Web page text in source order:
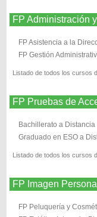
FP Administración
FP Asistencia a la
FP Gestión
Listado de todos los cursos
FP Pruebas de
Bachillerato a Distancia
Graduado en ESO a
Listado de todos los cursos
FP Imagen
FP Peluquería y